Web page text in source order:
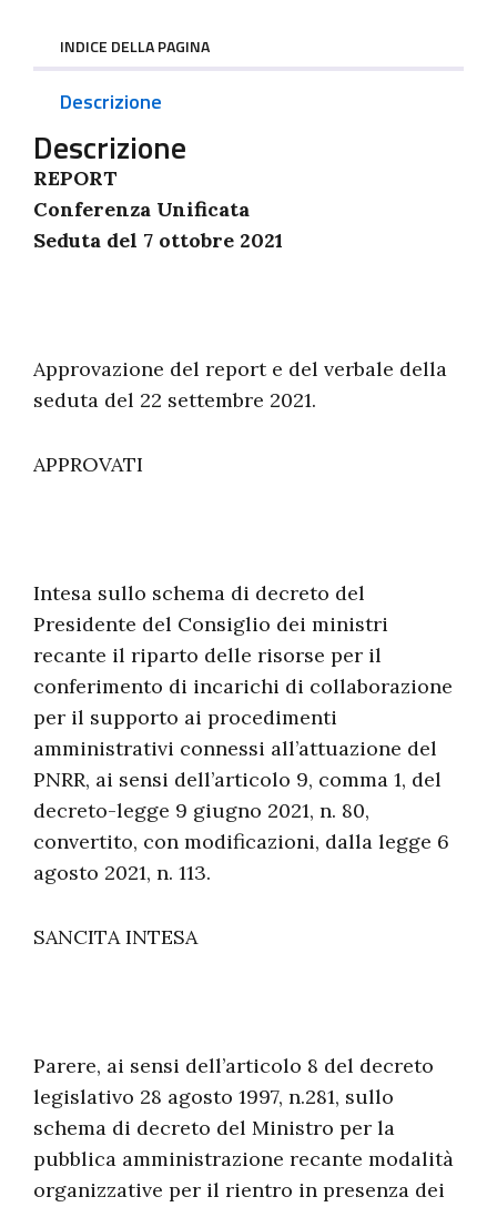
INDICE DELLA PAGINA
Descrizione
Descrizione
REPORT
Conferenza Unificata
Seduta del 7 ottobre 2021
Approvazione del report e del verbale della
seduta del 22 settembre 2021.
APPROVATI
Intesa sullo schema di decreto del
Presidente del Consiglio dei ministri
recante il riparto delle risorse per il
conferimento di incarichi di collaborazione
per il supporto ai procedimenti
amministrativi connessi all’attuazione del
PNRR, ai sensi dell’articolo 9, comma 1, del
decreto-legge 9 giugno 2021, n. 80,
convertito, con modificazioni, dalla legge 6
agosto 2021, n. 113.
SANCITA INTESA
Parere, ai sensi dell’articolo 8 del decreto
legislativo 28 agosto 1997, n.281, sullo
schema di decreto del Ministro per la
pubblica amministrazione recante modalità
organizzative per il rientro in presenza dei